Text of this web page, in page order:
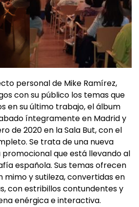
personal de Mike Ramírez,
con su público los temas que
en su último trabajo, el álbum
íntegramente en Madrid y
de 2020 en la Sala But, con el
Se trata de una nueva
que está llevando al
española. Sus temas ofrecen
mimo y sutileza, convertidas en
con estribillos contundentes y
enérgica e interactiva.